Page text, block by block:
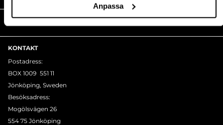
Anpassa
KONTAKT
Postadress:
BOX 1009 551 11
Jönköping, Sweden
Besöksadress:
Mogölsvägen 26
554 75 Jönköping